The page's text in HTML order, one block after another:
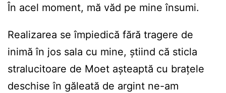
În acel moment, mă văd pe mine însumi.
Realizarea se împiedică fără tragere de
inimă în jos sala cu mine, știind că sticla
stralucitoare de Moet așteaptă cu brațele
deschise în găleată de argint ne-am